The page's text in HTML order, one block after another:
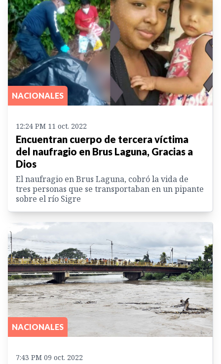
NACIONALES
12:24 PM 11 oct. 2022
Encuentran cuerpo de tercera víctima
del naufragio en Brus Laguna, Gracias a
Dios
El naufragio en Brus Laguna, cobró la vida de
tres personas que se transportaban en un pipante
sobre el río Sigre
NACIONALES
7:43 PM 09 oct. 2022